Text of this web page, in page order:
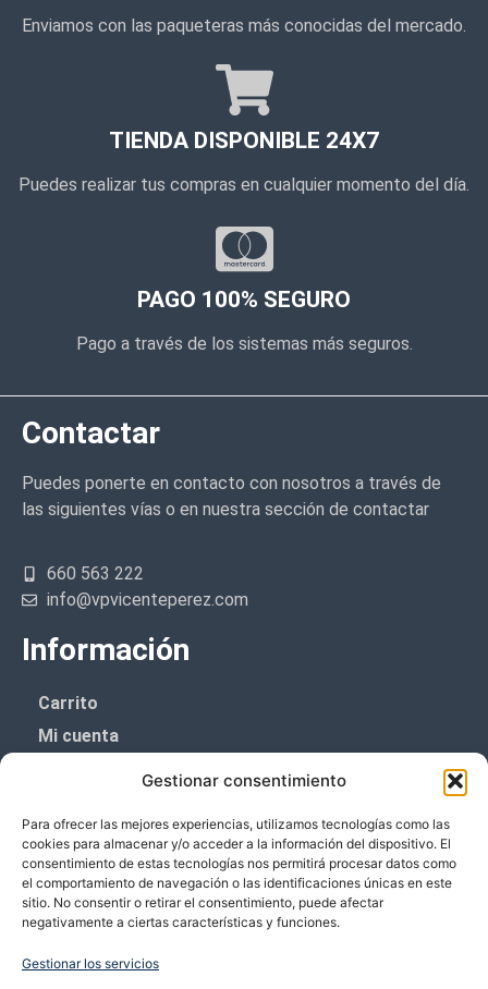
Gestionar consentimiento
Para ofrecer las mejores experiencias, utilizamos tecnologías como las
cookies para almacenar y/o acceder a la información del dispositivo. El
consentimiento de estas tecnologías nos permitirá procesar datos como
el comportamiento de navegación o las identificaciones únicas en este
sitio. No consentir o retirar el consentimiento, puede afectar
negativamente a ciertas características y funciones.
Gestionar los servicios
Enviamos con las paqueteras más conocidas del mercado.
TIENDA DISPONIBLE 24X7
Puedes realizar tus compras en cualquier momento del día.
PAGO 100% SEGURO
Pago a través de los sistemas más seguros.
Contactar
Puedes ponerte en contacto con nosotros a través de
las siguientes vías o en nuestra sección de contactar
660 563 222
info@vpvicenteperez.com
Información
Carrito
Mi cuenta
Política de cookies (UE)
Boletín de noticias
¡¡Suscríbete y prometemos no dar mucho el
Te enviaremos sólo cosas importantes.